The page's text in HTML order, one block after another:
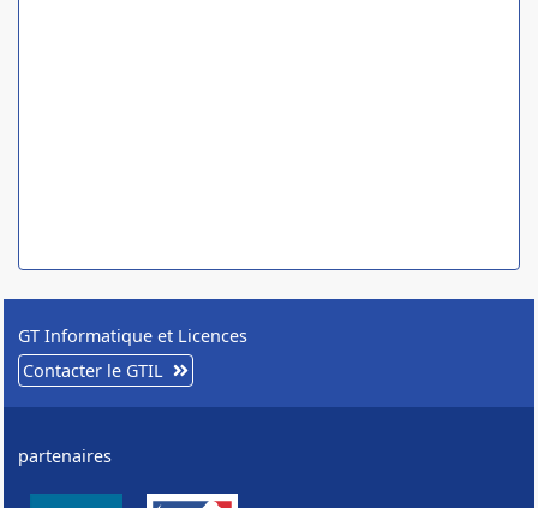
GT Informatique et Licences
Contacter le GTIL
partenaires